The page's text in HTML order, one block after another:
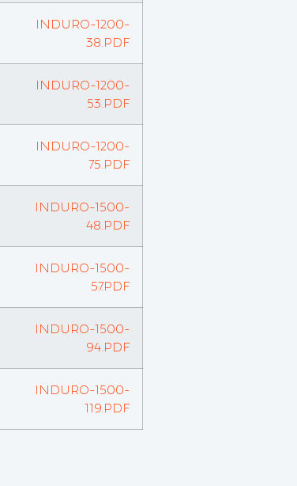
INDURO-1200-
38.PDF
INDURO-1200-
53.PDF
INDURO-1200-
75.PDF
INDURO-1500-
48.PDF
INDURO-1500-
57.PDF
INDURO-1500-
94.PDF
INDURO-1500-
119.PDF